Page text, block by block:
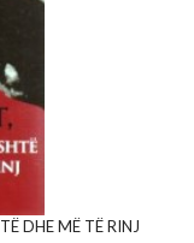
DHE MË TË RINJ